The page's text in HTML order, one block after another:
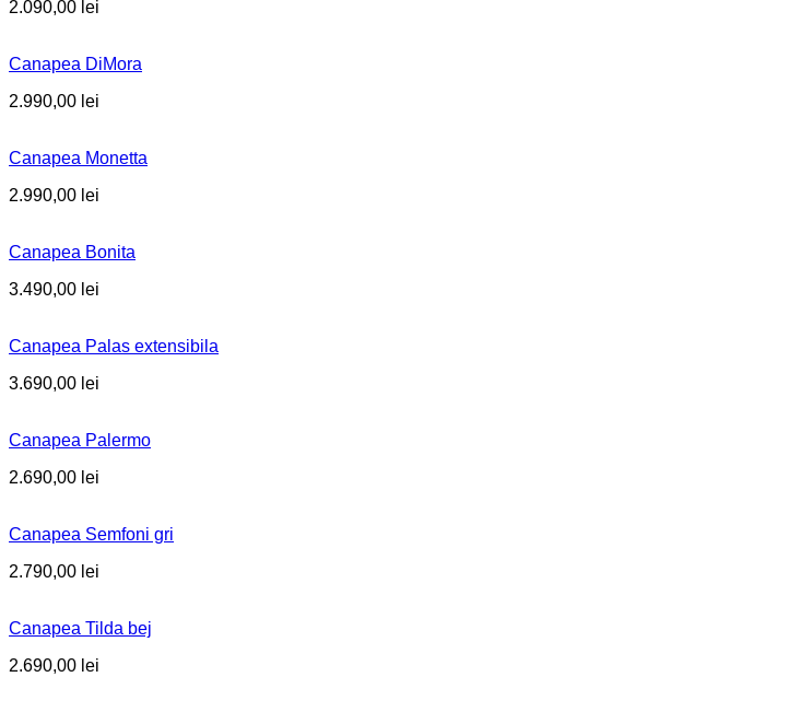
2.090,00 lei
Canapea DiMora
2.990,00 lei
Canapea Monetta
2.990,00 lei
Canapea Bonita
3.490,00 lei
Canapea Palas extensibila
3.690,00 lei
Canapea Palermo
2.690,00 lei
Canapea Semfoni gri
2.790,00 lei
Canapea Tilda bej
2.690,00 lei